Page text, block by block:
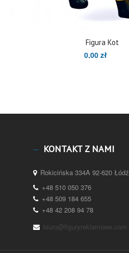
Figura Kot
0,00 zł
KONTAKT Z NAMI
Rokicińska 334A 92-620 Łódź
+48 510 050 376
+48 509 184 655
+48 42 208 94 78
biuro@figuryreklamowe.com